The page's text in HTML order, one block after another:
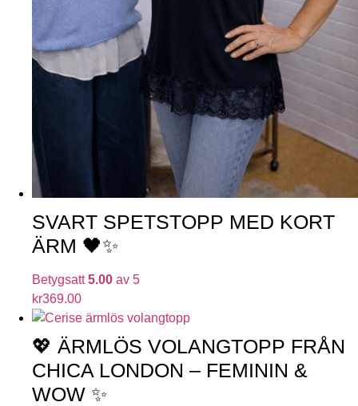
SVART SPETSTOPP MED KORT
ÄRM 🖤✨
Betygsatt5.00 av 5
kr369.00
💖 ÄRMLÖS VOLANGTOPP FRÅN
CHICA LONDON – FEMININ &
WOW ✨